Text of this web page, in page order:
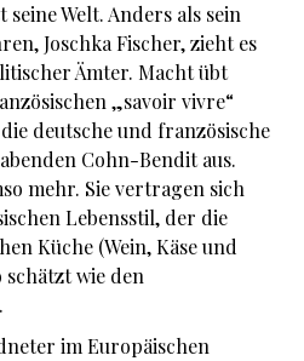
Welt. Anders als sein
Joschka Fischer, zieht es
Ämter. Macht übt
„savoir vivre“
deutsche und französische
Cohn-Bendit aus.
mehr. Sie vertragen sich
Lebensstil, der die
Küche (Wein, Käse und
wie den
im Europäischen